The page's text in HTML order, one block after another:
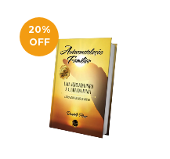
20%
OFF